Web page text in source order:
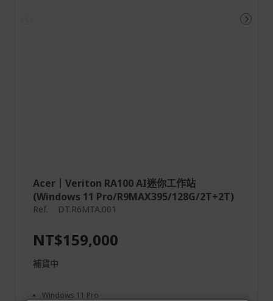
Acer｜Veriton RA100 AI迷你工作站
(Windows 11 Pro/R9MAX395/128G/2T+2T)
Ref. DT.R6MTA.001
NT$159,000
補貨中
Windows 11 Pro